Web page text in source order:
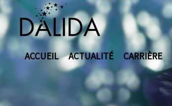
ACCUEIL ACTUALITÉ CARRIÈRE